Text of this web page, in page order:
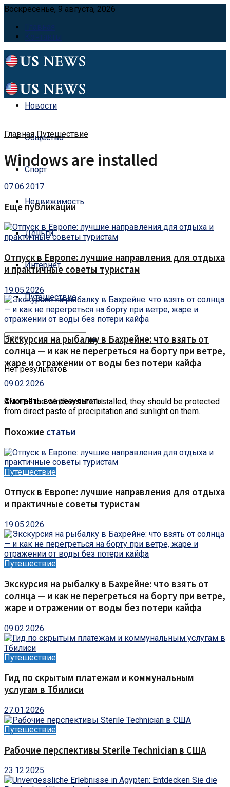
Воскресенье, 9 августа, 2026
Главная
Контакты
Новости
Общество
Спорт
Недвижимость
Деньги
Интернет
Путешествие
Нет результатов
Смотреть все результаты
Главная Путешествие
Windows are installed
07.06.2017
Еще публикации
Отпуск в Европе: лучшие направления для отдыха
и практичные советы туристам
19.05.2026
Экскурсия на рыбалку в Бахрейне: что взять от
солнца — и как не перегреться на борту при ветре,
жаре и отражении от воды без потери кайфа
09.02.2026
After all the windows are installed, they should be protected
from direct paste of precipitation and sunlight on them.
Похожие статьи
Путешествие
Отпуск в Европе: лучшие направления для отдыха
и практичные советы туристам
19.05.2026
Путешествие
Экскурсия на рыбалку в Бахрейне: что взять от
солнца — и как не перегреться на борту при ветре,
жаре и отражении от воды без потери кайфа
09.02.2026
Путешествие
Гид по скрытым платежам и коммунальным
услугам в Тбилиси
27.01.2026
Путешествие
Рабочие перспективы Sterile Technician в США
23.12.2025